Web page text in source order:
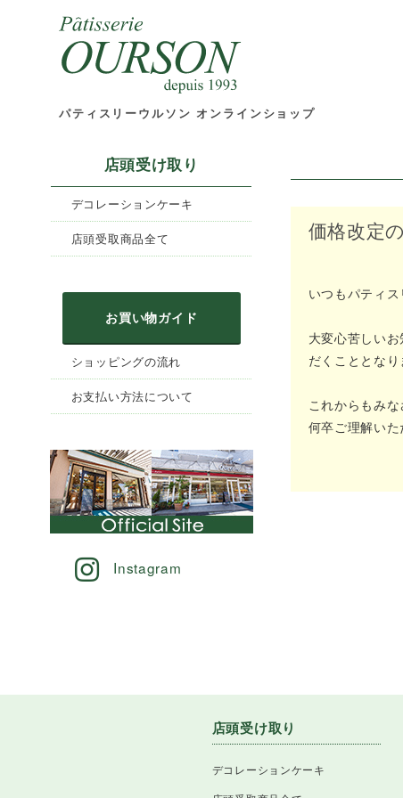
パティスリーウルソン オンラインショップ
店頭受け取り
デコレーションケーキ
店頭受取商品全て
お買い物ガイド
ショッピングの流れ
お支払い方法について
Instagram
価格改定
いつもパティ
大変心苦しい
だくこととなり
これからもみ
何卒ご理解いた
店頭受け取り
デコレーションケーキ